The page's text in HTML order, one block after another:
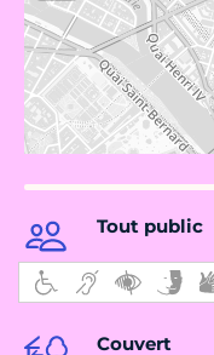
Tout public
Couvert